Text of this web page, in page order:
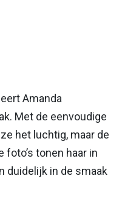
Amanda
Met de eenvoudige
het luchtig, maar de
foto’s tonen haar in
duidelijk in de smaak